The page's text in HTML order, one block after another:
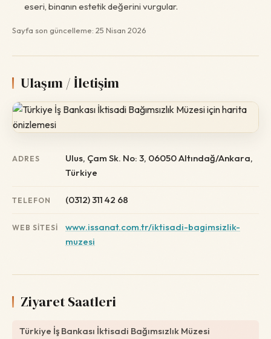
eseri, binanın estetik değerini vurgular.
Sayfa son güncelleme: 25 Nisan 2026
Ulaşım / İletişim
ADRES
Ulus, Çam Sk. No: 3, 06050 Altındağ/Ankara,
Türkiye
TELEFON (0312) 311 42 68
WEB SITESI
www.issanat.com.tr/iktisadi-bagimsizlik-
muzesi
Ziyaret Saatleri
Türkiye İş Bankası İktisadi Bağımsızlık Müzesi